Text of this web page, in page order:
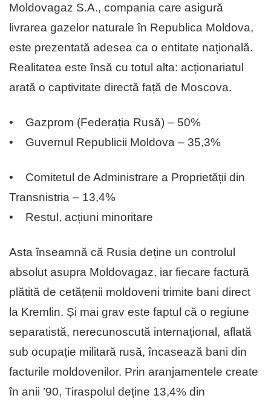
Moldovagaz S.A., compania care asigură
livrarea gazelor naturale în Republica Moldova,
este prezentată adesea ca o entitate națională.
Realitatea este însă cu totul alta: acționariatul
arată o captivitate directă față de Moscova.
• Gazprom (Federația Rusă) – 50%
• Guvernul Republicii Moldova – 35,3%
• Comitetul de Administrare a Proprietății din
Transnistria – 13,4%
• Restul, acțiuni minoritare
Asta înseamnă că Rusia deține un controlul
absolut asupra Moldovagaz, iar fiecare factură
plătită de cetățenii moldoveni trimite bani direct
la Kremlin. Și mai grav este faptul că o regiune
separatistă, nerecunoscută internațional, aflată
sub ocupație militară rusă, încasează bani din
facturile moldovenilor. Prin aranjamentele create
în anii ’90, Tiraspolul deține 13,4% din